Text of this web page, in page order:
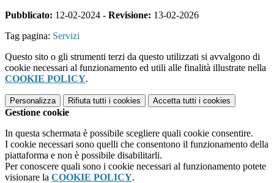
Pubblicato: 12-02-2024 - Revisione: 13-02-2026
Tag pagina: Servizi
Questo sito o gli strumenti terzi da questo utilizzati si avvalgono di
cookie necessari al funzionamento ed utili alle finalità illustrate nella
COOKIE POLICY.
Personalizza Rifiuta tutti i cookies Accetta tutti i cookies
Gestione cookie
In questa schermata è possibile scegliere quali cookie consentire.
I cookie necessari sono quelli che consentono il funzionamento della
piattaforma e non è possibile disabilitarli.
Per conoscere quali sono i cookie necessari al funzionamento potete
visionare la COOKIE POLICY.